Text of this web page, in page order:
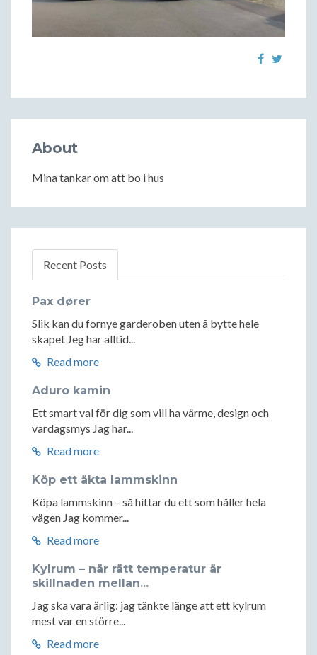
About
Mina tankar om att bo i hus
Recent Posts
Pax dører
Slik kan du fornye garderoben uten å bytte hele
skapet Jeg har alltid...
Read more
Aduro kamin
Ett smart val för dig som vill ha värme, design och
vardagsmys Jag har...
Read more
Köp ett äkta lammskinn
Köpa lammskinn – så hittar du ett som håller hela
vägen Jag kommer...
Read more
Kylrum – när rätt temperatur är
skillnaden mellan...
Jag ska vara ärlig: jag tänkte länge att ett kylrum
mest var en större...
Read more